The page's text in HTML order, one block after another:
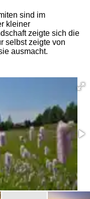
sind im
kleiner
zeigte sich die
selbst zeigte von
ausmacht.